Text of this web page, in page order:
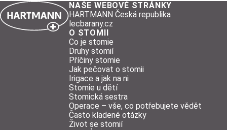
NAŠE WEBOVÉ STRÁNKY
HARTMANN Česká republika
lecbarany.cz
O STOMII
Co je stomie
Druhy stomií
Příčiny stomie
Jak pečovat o stomii
Irigace a jak na ni
Stomie u dětí
Stomická sestra
Operace – vše, co potřebujete vědět
Často kladené otázky
Život se stomií